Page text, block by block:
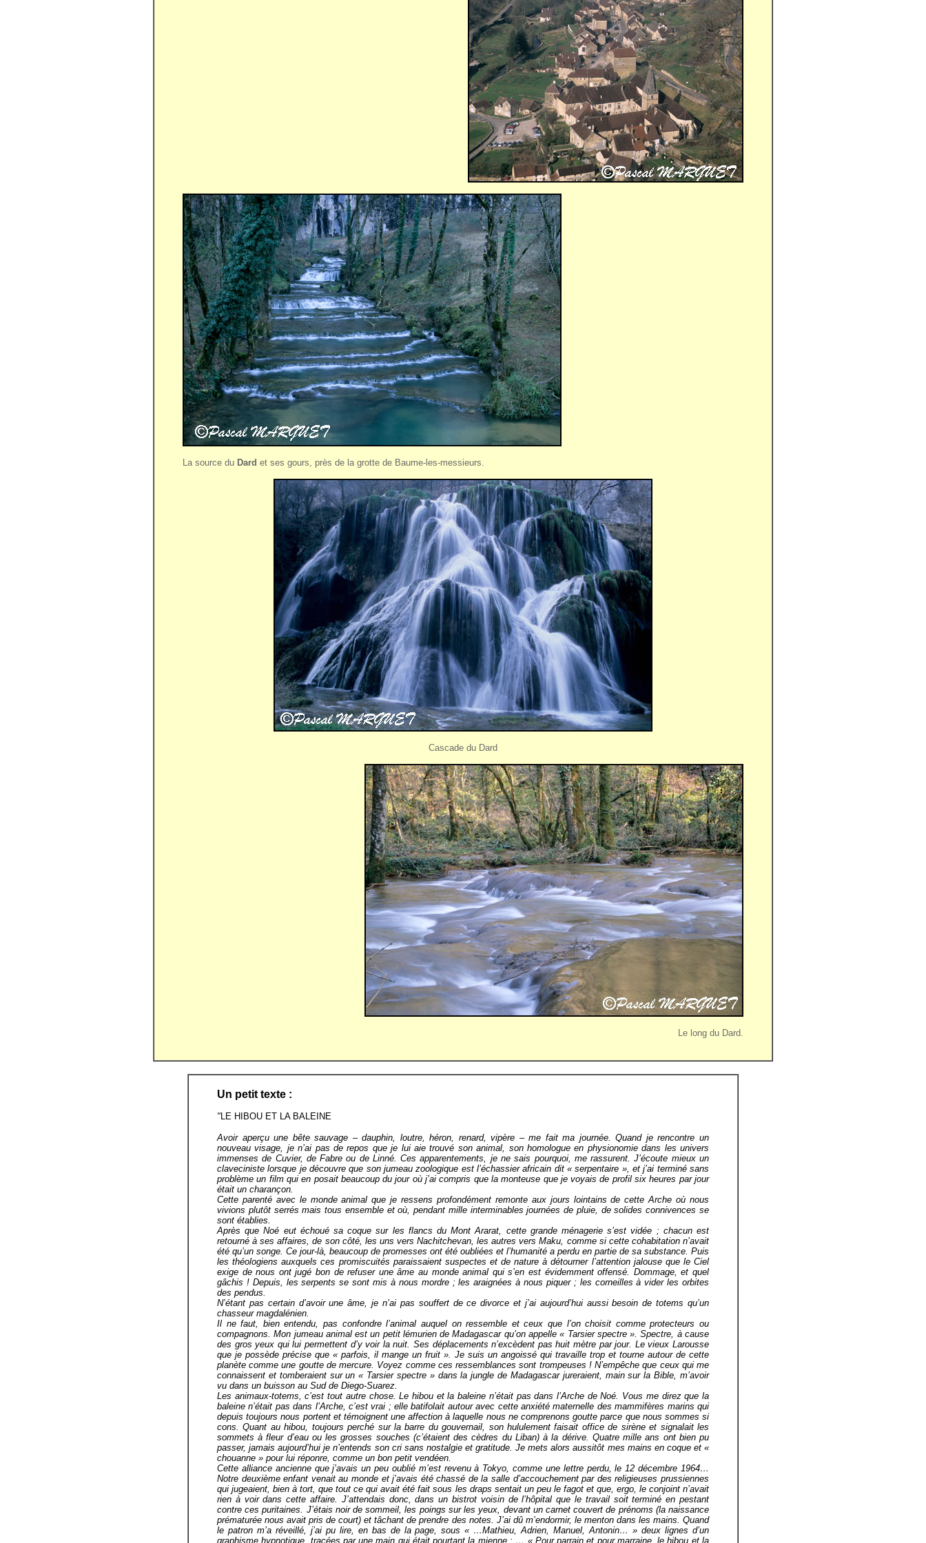
La source du Dard et ses gours, près de la grotte de Baume-les-messieurs.
Cascade du Dard
Le long du Dard.
Un petit texte :
"LE HIBOU ET LA BALEINE
Avoir aperçu une bête sauvage – dauphin, loutre, héron, renard, vipère – me fait ma journée. Quand je rencontre un
nouveau visage, je n’ai pas de repos que je lui aie trouvé son animal, son homologue en physionomie dans les univers
immenses de Cuvier, de Fabre ou de Linné. Ces apparentements, je ne sais pourquoi, me rassurent. J’écoute mieux un
claveciniste lorsque je découvre que son jumeau zoologique est l’échassier africain dit « serpentaire », et j’ai terminé sans
problème un film qui en posait beaucoup du jour où j’ai compris que la monteuse que je voyais de profil six heures par jour
était un charançon.
Cette parenté avec le monde animal que je ressens profondément remonte aux jours lointains de cette Arche où nous
vivions plutôt serrés mais tous ensemble et où, pendant mille interminables journées de pluie, de solides connivences se
sont établies.
Après que Noé eut échoué sa coque sur les flancs du Mont Ararat, cette grande ménagerie s’est vidée ; chacun est
retourné à ses affaires, de son côté, les uns vers Nachitchevan, les autres vers Maku, comme si cette cohabitation n’avait
été qu’un songe. Ce jour-là, beaucoup de promesses ont été oubliées et l’humanité a perdu en partie de sa substance. Puis
les théologiens auxquels ces promiscuités paraissaient suspectes et de nature à détourner l’attention jalouse que le Ciel
exige de nous ont jugé bon de refuser une âme au monde animal qui s’en est évidemment offensé. Dommage, et quel
gâchis ! Depuis, les serpents se sont mis à nous mordre ; les araignées à nous piquer ; les corneilles à vider les orbites
des pendus.
N’étant pas certain d’avoir une âme, je n’ai pas souffert de ce divorce et j’ai aujourd’hui aussi besoin de totems qu’un
chasseur magdalénien.
Il ne faut, bien entendu, pas confondre l’animal auquel on ressemble et ceux que l’on choisit comme protecteurs ou
compagnons. Mon jumeau animal est un petit lémurien de Madagascar qu’on appelle « Tarsier spectre ». Spectre, à cause
des gros yeux qui lui permettent d’y voir la nuit. Ses déplacements n’excèdent pas huit mètre par jour. Le vieux Larousse
que je possède précise que « parfois, il mange un fruit ». Je suis un angoissé qui travaille trop et tourne autour de cette
planète comme une goutte de mercure. Voyez comme ces ressemblances sont trompeuses ! N’empêche que ceux qui me
connaissent et tomberaient sur un « Tarsier spectre » dans la jungle de Madagascar jureraient, main sur la Bible, m’avoir
vu dans un buisson au Sud de Diego-Suarez.
Les animaux-totems, c’est tout autre chose. Le hibou et la baleine n’était pas dans l’Arche de Noé. Vous me direz que la
baleine n’était pas dans l’Arche, c’est vrai ; elle batifolait autour avec cette anxiété maternelle des mammifères marins qui
depuis toujours nous portent et témoignent une affection à laquelle nous ne comprenons goutte parce que nous sommes si
cons. Quant au hibou, toujours perché sur la barre du gouvernail, son hululement faisait office de sirène et signalait les
sommets à fleur d’eau ou les grosses souches (c’étaient des cèdres du Liban) à la dérive. Quatre mille ans ont bien pu
passer, jamais aujourd’hui je n’entends son cri sans nostalgie et gratitude. Je mets alors aussitôt mes mains en coque et «
chouanne » pour lui réponre, comme un bon petit vendéen.
Cette alliance ancienne que j’avais un peu oublié m’est revenu à Tokyo, comme une lettre perdu, le 12 décembre 1964…
Notre deuxième enfant venait au monde et j’avais été chassé de la salle d’accouchement par des religieuses prussiennes
qui jugeaient, bien à tort, que tout ce qui avait été fait sous les draps sentait un peu le fagot et que, ergo, le conjoint n’avait
rien à voir dans cette affaire. J’attendais donc, dans un bistrot voisin de l’hôpital que le travail soit terminé en pestant
contre ces puritaines. J’étais noir de sommeil, les poings sur les yeux, devant un carnet couvert de prénoms (la naissance
prématurée nous avait pris de court) et tâchant de prendre des notes. J’ai dû m’endormir, le menton dans les mains. Quand
le patron m’a réveillé, j’ai pu lire, en bas de la page, sous « …Mathieu, Adrien, Manuel, Antonin… » deux lignes d’un
graphisme hypnotique, tracées par une main qui était pourtant la mienne : … « Pour parrain et pour marraine, le hibou et la